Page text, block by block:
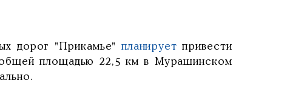
дорог "Прикамье" планирует привести
площадью 22,5 км в Мурашинском